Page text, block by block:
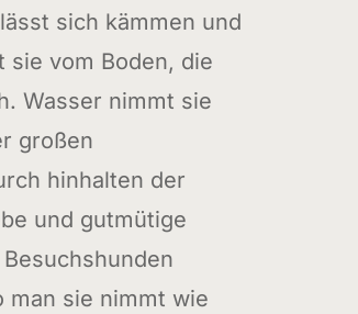
sich kämmen und
sie vom Boden, die
Wasser nimmt sie
großen
hinhalten der
und gutmütige
man sie nimmt wie